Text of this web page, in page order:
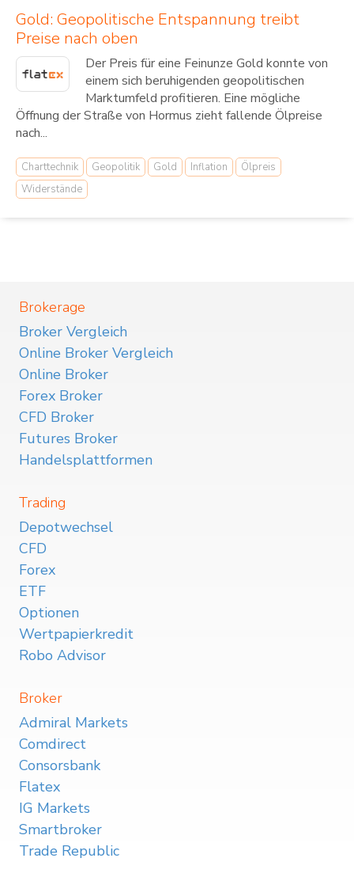
Gold: Geopolitische Entspannung treibt
Preise nach oben
Der Preis für eine Feinunze Gold konnte von
einem sich beruhigenden geopolitischen
Marktumfeld profitieren. Eine mögliche
Öffnung der Straße von Hormus zieht fallende Ölpreise
nach...
Charttechnik Geopolitik Gold Inflation
Ölpreis
Widerstände
Brokerage
Broker Vergleich
Online Broker Vergleich
Online Broker
Forex Broker
CFD Broker
Futures Broker
Handelsplattformen
Trading
Depotwechsel
CFD
Forex
ETF
Optionen
Wertpapierkredit
Robo Advisor
Broker
Admiral Markets
Comdirect
Consorsbank
Flatex
IG Markets
Smartbroker
Trade Republic